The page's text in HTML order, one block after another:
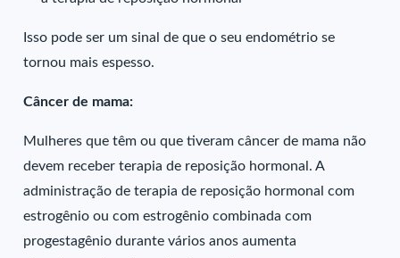
Isso pode ser um sinal de que o seu endométrio se
tornou mais espesso.
Câncer de mama:
Mulheres que têm ou que tiveram câncer de mama não
devem receber terapia de reposição hormonal. A
administração de terapia de reposição hormonal com
estrogênio ou com estrogênio combinada com
progestagênio durante vários anos aumenta